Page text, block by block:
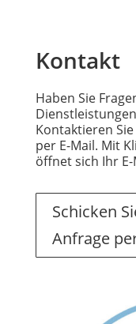
Kontakt
Haben Sie
Kontaktieren
per E-Mail. Mit
öffnet sich Ihr
Schicken
Anfrage